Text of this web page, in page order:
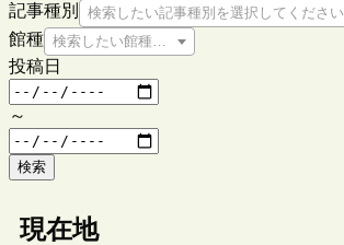
記事種別
検索したい記事種別を選択してください
館種 検索したい館種を選択してください
投稿日
～
検索
現在地